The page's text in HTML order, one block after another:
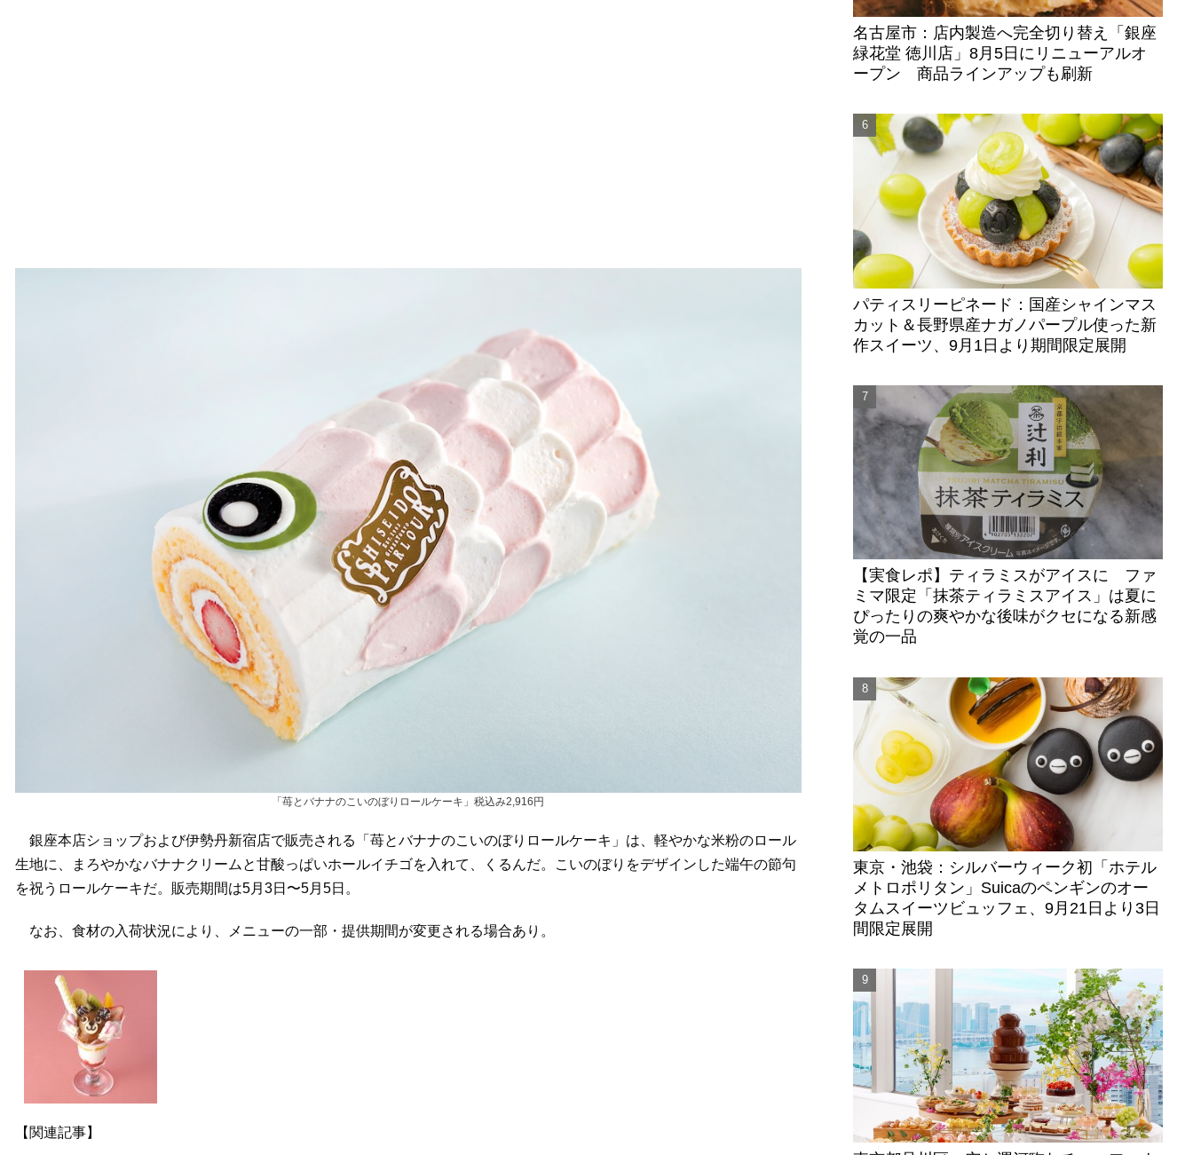
「苺とバナナのこいのぼりロールケーキ」税込み2,916円
銀座本店ショップおよび伊勢丹新宿店で販売される「苺とバナナのこいのぼりロールケーキ」は、軽やかな米粉のロール
生地に、まろやかなバナナクリームと甘酸っぱいホールイチゴを入れて、くるんだ。こいのぼりをデザインした端午の節句
を祝うロールケーキだ。販売期間は5月3日〜5月5日。
なお、食材の入荷状況により、メニューの一部・提供期間が変更される場合あり。
【関連記事】
名古屋市：店内製造へ完全切り替え「銀座
緑花堂 徳川店」8月5日にリニューアルオ
ープン 商品ラインアップも刷新
パティスリーピネード：国産シャインマス
カット＆長野県産ナガノパープル使った新
作スイーツ、9月1日より期間限定展開
【実食レポ】ティラミスがアイスに ファ
ミマ限定「抹茶ティラミスアイス」は夏に
ぴったりの爽やかな後味がクセになる新感
覚の一品
東京・池袋：シルバーウィーク初「ホテル
メトロポリタン」Suicaのペンギンのオー
タムスイーツビュッフェ、9月21日より3日
間限定展開